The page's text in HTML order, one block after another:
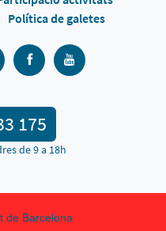
Política de galetes
175
de 9 a 18h